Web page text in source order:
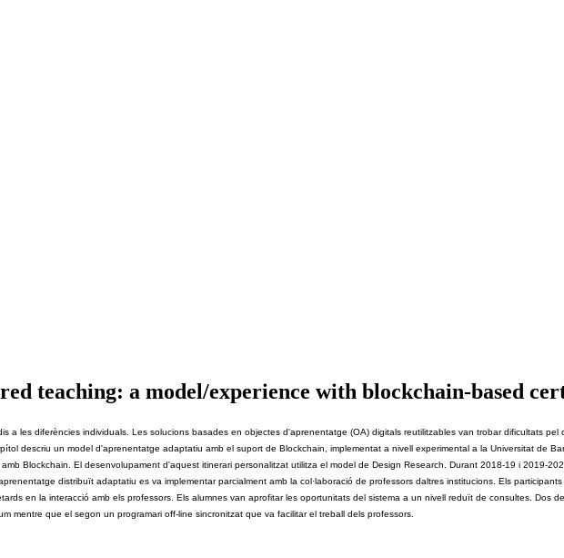
teaching: a model/experience with blockchain-based
a les diferències individuals. Les solucions basades en objectes d'aprenentatge (OA) digitals reutilitzables van trobar dificultats
descriu un model d'aprenentatge adaptatiu amb el suport de Blockchain, implementat a nivell experimental a la Universitat de
Blockchain. El desenvolupament d'aquest itinerari personalitzat utilitza el model de Design Research. Durant 2018-19 i 2019-
distribuït adaptatiu es va implementar parcialment amb la col·laboració de professors daltres institucions. Els
en la interacció amb els professors. Els alumnes van aprofitar les oportunitats del sistema a un nivell reduït de consultes. Dos
mentre que el segon un programari off-line sincronitzat que va facilitar el treball dels professors.